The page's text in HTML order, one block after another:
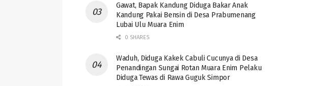
Gawat, Bapak Kandung Diduga Bakar Anak
Kandung Pakai Bensin di Desa Prabumenang
Lubai Ulu Muara Enim
0 SHARES
Waduh, Diduga Kakek Cabuli Cucunya di Desa
Penandingan Sungai Rotan Muara Enim Pelaku
Diduga Tewas di Rawa Guguk Simpor